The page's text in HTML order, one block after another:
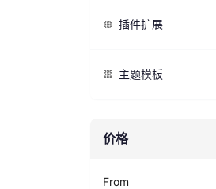
插件扩展
主题模板
价格
From